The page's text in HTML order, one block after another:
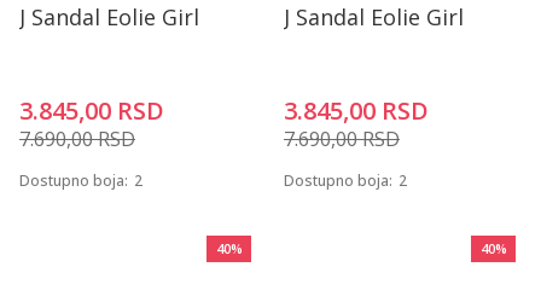
J Sandal Eolie Girl
3.845,00 RSD
7.690,00RSD
Dostupno boja: 2
J Sandal Eolie Girl
3.845,00 RSD
7.690,00RSD
Dostupno boja: 2
40% 40%